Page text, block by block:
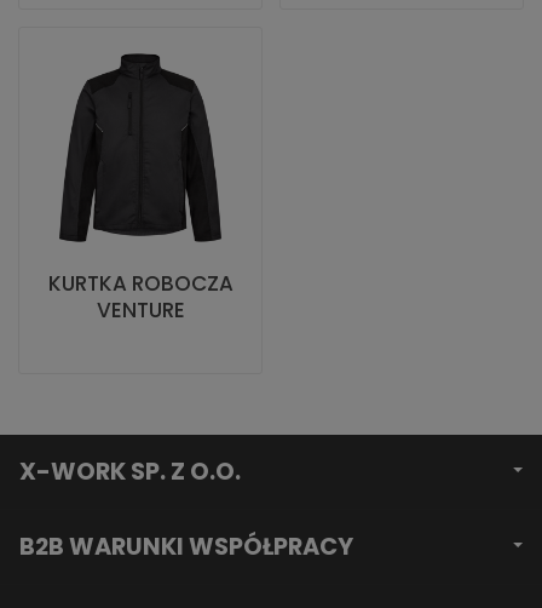
KURTKA ROBOCZA
VENTURE
X-WORK SP. Z O.O.
B2B WARUNKI WSPÓŁPRACY